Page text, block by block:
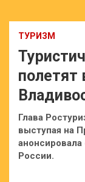
ТУРИЗМ
полетят
Глава
выступая на
России.